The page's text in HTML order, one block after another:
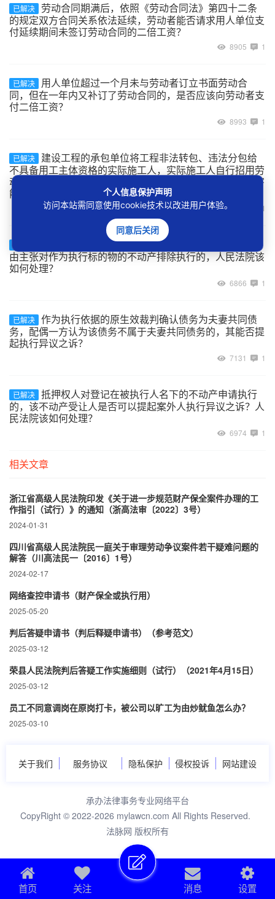
已解决
劳动合同期满后，依照《劳动合同法》第四十二条
的规定双方合同关系依法延续，劳动者能否请求用人单位支
付延续期间未签订劳动合同的二倍工资？
8905 1
已解决
用人单位超过一个月未与劳动者订立书面劳动合
同，但在一年内又补订了劳动合同的，是否应该向劳动者支
付二倍工资？
8993 1
已解决
建设工程的承包单位将工程非法转包、违法分包给
不具备用工主体资格的实际施工人，实际施工人自行招用劳
动者的用工关系如何认定，及劳动者在工程施工中受到伤害
能否主张劳动关系项下的权利？
1
案外人以其与被执行人为合资、合作开发房地产为
由主张对作为执行标的物的不动产排除执行的，人民法院该
如何处理？
6866 1
已解决 作为执行依据的原生效裁判确认债务为夫妻共同债
务，配偶一方认为该债务不属于夫妻共同债务的，其能否提
起执行异议之诉？
7131 1
已解决 抵押权人对登记在被执行人名下的不动产申请执行
的，该不动产受让人是否可以提起案外人执行异议之诉？人
民法院该如何处理？
6974 1
相关文章
浙江省高级人民法院印发《关于进一步规范财产保全案件办理的工
作指引（试行）》的通知（浙高法审〔2022〕3号）
2024-01-31
四川省高级人民法院民一庭关于审理劳动争议案件若干疑难问题的
解答（川高法民一〔2016〕1号）
2024-02-17
网络查控申请书（财产保全或执行用）
2025-05-20
判后答疑申请书（判后释疑申请书）（参考范文）
2025-03-12
荣县人民法院判后答疑工作实施细则（试行）（2021年4月15日）
2025-03-12
员工不同意调岗在原岗打卡，被公司以旷工为由炒鱿鱼怎么办？
2025-03-10
关于我们 服务协议 隐私保护 侵权投诉 网站建设
承办法律事务专业网络平台
CopyRight © 2022-2026 mylawcn.com All Rights Reserved.
个人信息保护声明
访问本站需同意使用cookie技术以改进用户体验。
同意后关闭
法脉网 版权所有
首页 关注 消息 设置